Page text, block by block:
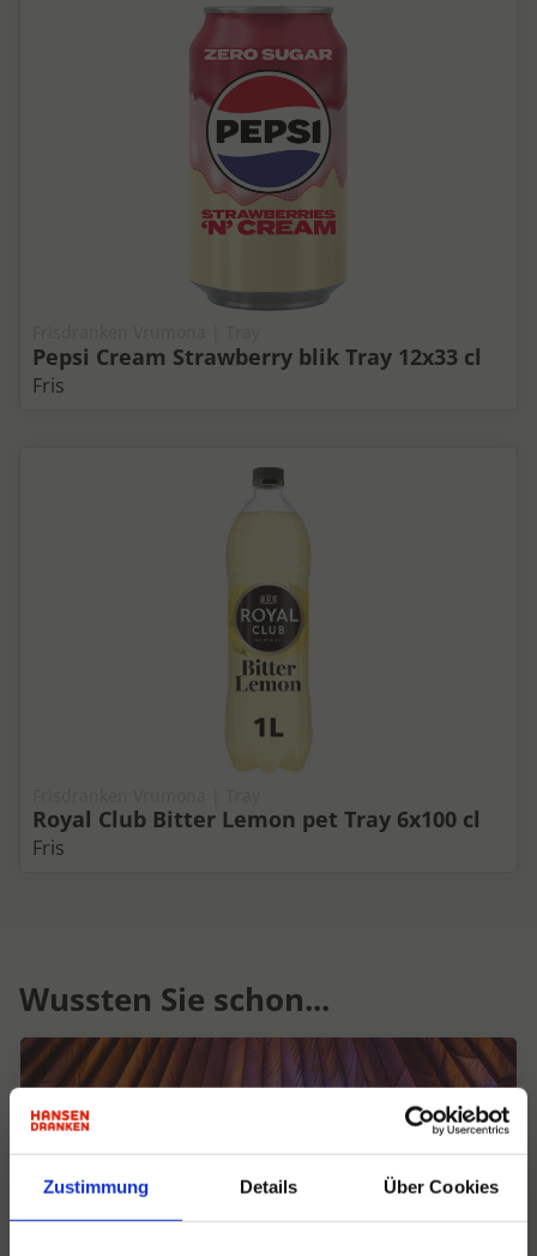
Zustimmung Details Über Cookies
Pepsi Cream Strawberry blik Tray 12x33 cl
Fris
Royal Club Bitter Lemon pet Tray 6x100 cl
Fris
Wussten Sie schon...